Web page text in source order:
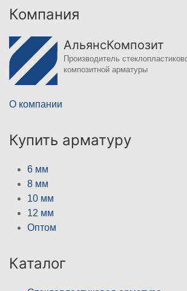
Компания
АльянсКомпозит
Производитель
композитной арматуры
О компании
Купить арматуру
6 мм
8 мм
10 мм
12 мм
Оптом
Каталог